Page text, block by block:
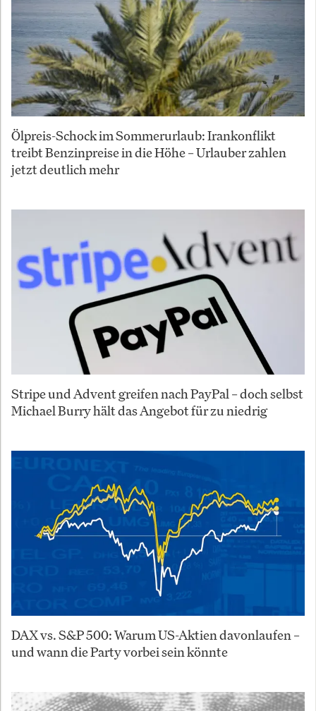
Ölpreis-Schock im Sommerurlaub: Irankonflikt
treibt Benzinpreise in die Höhe – Urlauber zahlen
jetzt deutlich mehr
Stripe und Advent greifen nach PayPal – doch selbst
Michael Burry hält das Angebot für zu niedrig
DAX vs. S&P 500: Warum US-Aktien davonlaufen –
und wann die Party vorbei sein könnte